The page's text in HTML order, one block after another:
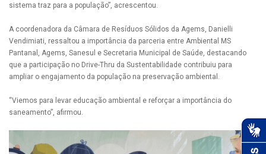
sistema traz para a população”, acrescentou.
A coordenadora da Câmara de Resíduos Sólidos da Agems, Danielli
Vendimiati, ressaltou a importância da parceria entre Ambiental MS
Pantanal, Agems, Sanesul e Secretaria Municipal de Saúde, destacando
que a participação no Drive-Thru da Sustentabilidade contribuiu para
ampliar o engajamento da população na preservação ambiental.
“Viemos para levar educação ambiental e reforçar a importância do
saneamento”, afirmou.